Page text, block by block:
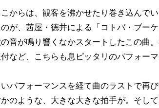
からは、観客を沸かせたり巻き込んで
が、茜屋・徳井による「コトバ・ブー
音が鳴り響くなかスタートしたこの曲
など、こちらも息ピッタリのパフォーマ
パフォーマンスを経て曲のラストで再
のような、大きな大きな拍手が。そし